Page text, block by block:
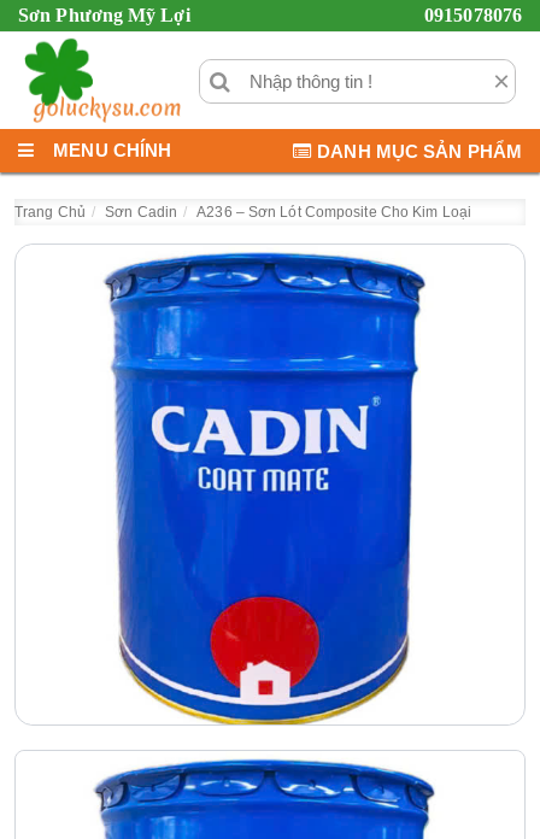
Sơn Phương Mỹ Lợi 0915078076
×
MENU CHÍNH DANH MỤC SẢN PHẨM
Trang Chủ Sơn Cadin A236 – Sơn Lót Composite Cho Kim Loại